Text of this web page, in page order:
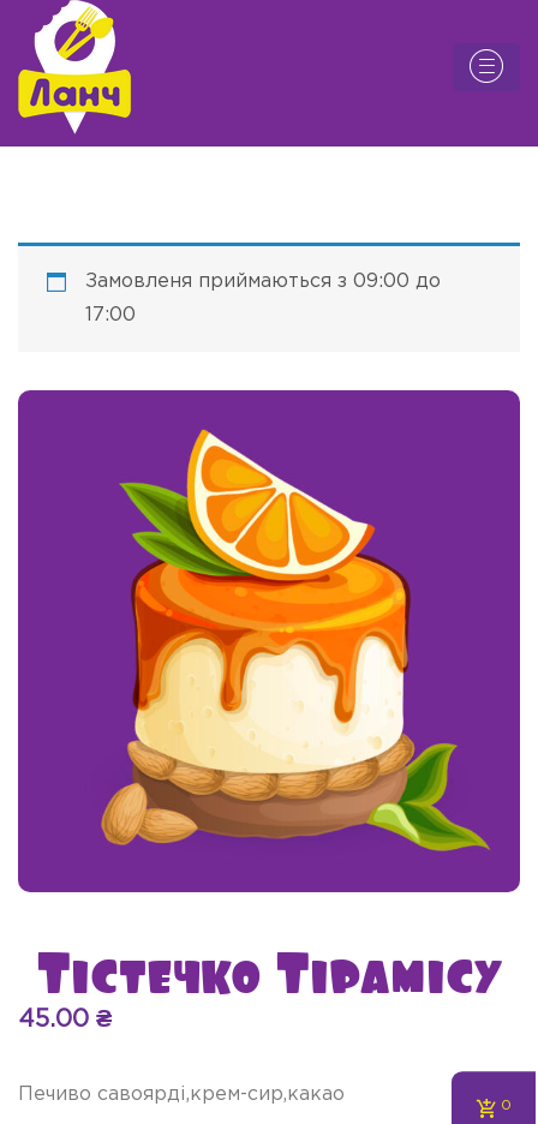
Замовленя приймаються з 09:00 до
17:00
Тістечко Тірамісу
45.00 ₴
Печиво савоярді,крем-сир,какао
0